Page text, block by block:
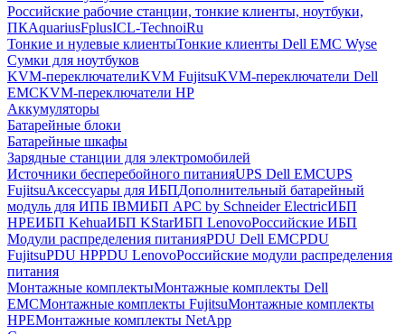
Российские рабочие станции, тонкие клиенты, ноутбуки,
ПКAquariusFplusICL-TechnoiRu
Тонкие и нулевые клиентыТонкие клиенты Dell EMC Wyse
Сумки для ноутбуков
KVM-переключателиKVM FujitsuKVM-переключатели Dell
EMCKVM-переключатели HP
Аккумуляторы
Батарейные блоки
Батарейные шкафы
Зарядные станции для электромобилей
Источники бесперебойного питанияUPS Dell EMCUPS
FujitsuАксессуары для ИБПДополнительный батарейный
модуль для ИПБ IBMИБП APC by Schneider ElectricИБП
HPEИБП KehuaИБП KStarИБП LenovoРоссийские ИБП
Модули распределения питанияPDU Dell EMCPDU
FujitsuPDU HPPDU LenovoРоссийские модули распределения
питания
Монтажные комплектыМонтажные комплекты Dell
EMCМонтажные комплекты FujitsuМонтажные комплекты
HPEМонтажные комплекты NetApp